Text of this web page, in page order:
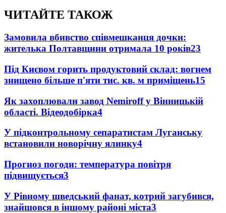
ЧИТАЙТЕ ТАКОЖ
Замовила вбивство співмешканця дочки:
жителька Полтавщини отримала 10 років23
Під Києвом горить продуктовий склад: вогнем
знищено більше п'яти тис. кв. м приміщень15
Як захоплювали завод Nemiroff у Вінницькій
області. Відеодобірка4
У підконтрольному сепаратистам Луганську
встановили новорічну ялинку4
Прогноз погоди: температура повітря
підвищується3
У Рівному шведський фанат, котрий загубився,
знайшовся в іншому районі міста3